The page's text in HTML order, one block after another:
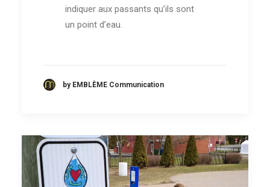
indiquer aux passants qu’ils sont
un point d’eau.
by EMBLÈME Communication